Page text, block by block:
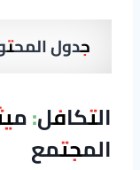
جدول
التكافل:
المجتمع